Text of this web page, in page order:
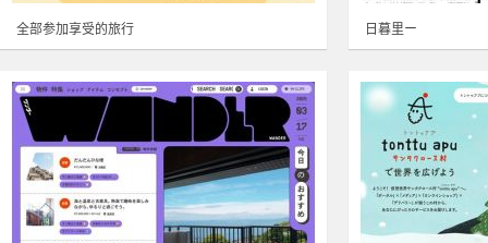
全部参加享受的旅行 日暮里ー